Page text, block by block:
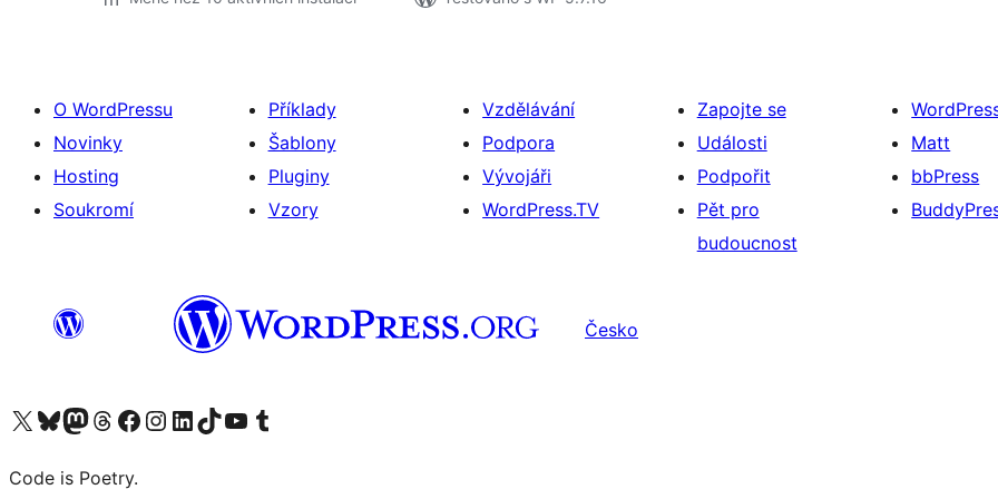
O WordPressu
Novinky
Hosting
Soukromí
Příklady
Šablony
Pluginy
Vzory
Vzdělávání
Podpora
Vývojáři
WordPress.TV
Zapojte se
Události
Podpořit
Pět pro
budoucnost
Matt
bbPress
Česko
Navštivte náš účet na X (dříve Twitter)
Navštivte náš Bluesky účetNavštivte náš účet Mastodon
Navštivte náš Threads účetNavštivte naši stránku na Facebooku
Navštivte náš Instagram účetNavštivte náš LinkedIn účetNavštivte náš TikTok účetNavštivte náš YouTube kanálNavštivte náš Tumblr účet
Code is Poetry.